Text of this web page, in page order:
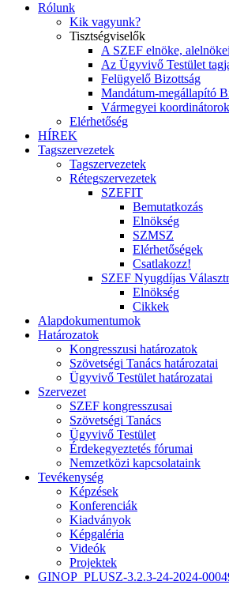
Rólunk
Kik vagyunk?
Tisztségviselők
A SZEF elnöke,
Az Ügyvivő Testület
Felügyelő Bizottság
Mandátum-megállapító
Vármegyei koordinátorok
Elérhetőség
HÍREK
Tagszervezetek
Tagszervezetek
Rétegszervezetek
SZEFIT
Bemutatkozás
Elnökség
SZMSZ
Elérhetőségek
Csatlakozz!
SZEF Nyugdíjas
Elnökség
Cikkek
Alapdokumentumok
Határozatok
Kongresszusi határozatok
Szövetségi Tanács határozatai
Ügyvivő Testület határozatai
Szervezet
SZEF kongresszusai
Szövetségi Tanács
Ügyvivő Testület
Érdekegyeztetés fórumai
Nemzetközi kapcsolataink
Tevékenység
Képzések
Konferenciák
Kiadványok
Képgaléria
Videók
Projektek
GINOP_PLUSZ-3.2.3-24-2024-